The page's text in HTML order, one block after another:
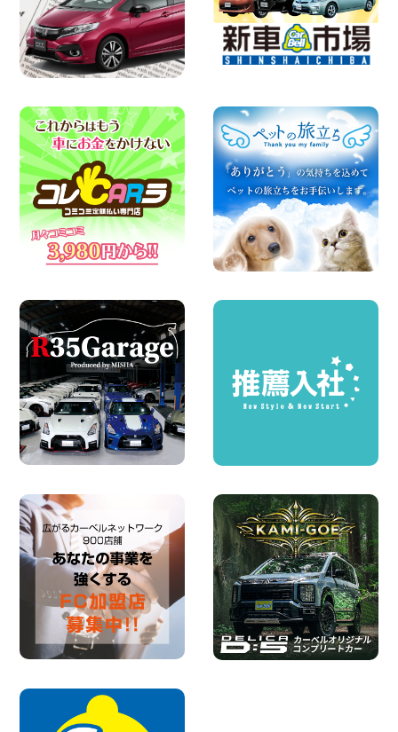
お引越しに便利で最適!(禁煙車両) 香川県
坂出川津店
100円レンタカー 坂出川津
2026年08月07日
【カーシェアのレンタカーが2台になりま
100円レンタカー 各務原那加
2026年08月06日
空き有ります!!コンパクトSUV 軽 ミニバ
ン 軽トラ 車種多数!!関東圏必見♪ 東京都
町田根岸店
100円レンタカー 町田根岸
2026年08月06日
体調崩してませんか?? 兵庫県 加古川店
100円レンタカー 加古川
2026年08月06日
ハイエースワゴンGL!!クルーズコントロ
ールが付いている〜!! 福島県 福島笹木野
2026年08月05日
※※超格安日額5,800円※※荷物運びに最適
の軽バンのレンタカー!! 出雲ドーム前店
島根県 出雲ドーム前店